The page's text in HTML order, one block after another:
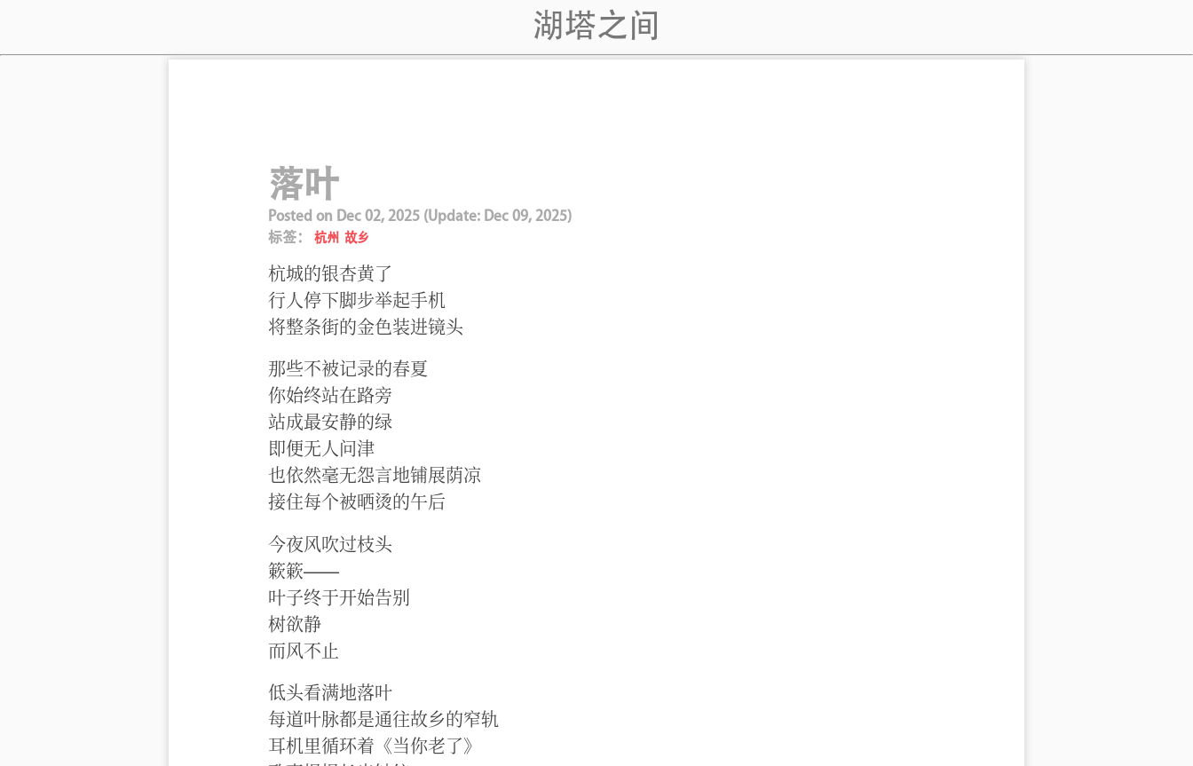
湖塔之间
落叶
Posted on Dec 02, 2025 (Update: Dec 09, 2025)
标签：
杭州 故乡
杭城的银杏黄了
行人停下脚步举起手机
将整条街的金色装进镜头
那些不被记录的春夏
你始终站在路旁
站成最安静的绿
即便无人问津
也依然毫无怨言地铺展荫凉
接住每个被晒烫的午后
今夜风吹过枝头
簌簌——
叶子终于开始告别
树欲静
而风不止
低头看满地落叶
每道叶脉都是通往故乡的窄轨
耳机里循环着《当你老了》